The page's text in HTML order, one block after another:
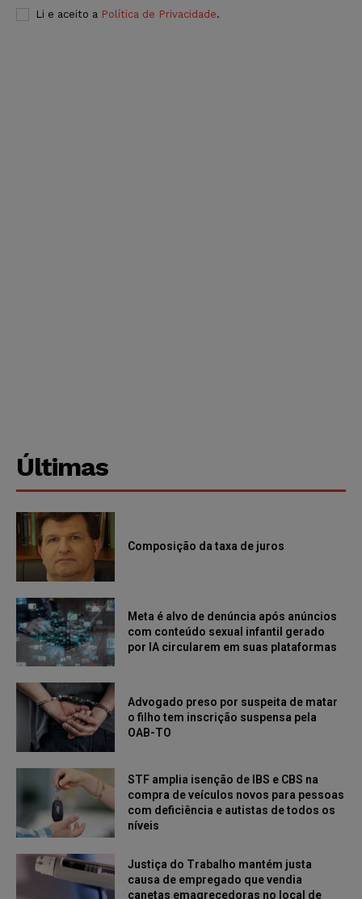
Li e aceito a Política de Privacidade.
Últimas
Composição da taxa de juros
Meta é alvo de denúncia após anúncios
com conteúdo sexual infantil gerado
por IA circularem em suas plataformas
Advogado preso por suspeita de matar
o filho tem inscrição suspensa pela
OAB-TO
STF amplia isenção de IBS e CBS na
compra de veículos novos para pessoas
com deficiência e autistas de todos os
níveis
Justiça do Trabalho mantém justa
causa de empregado que vendia
canetas emagrecedoras no local de